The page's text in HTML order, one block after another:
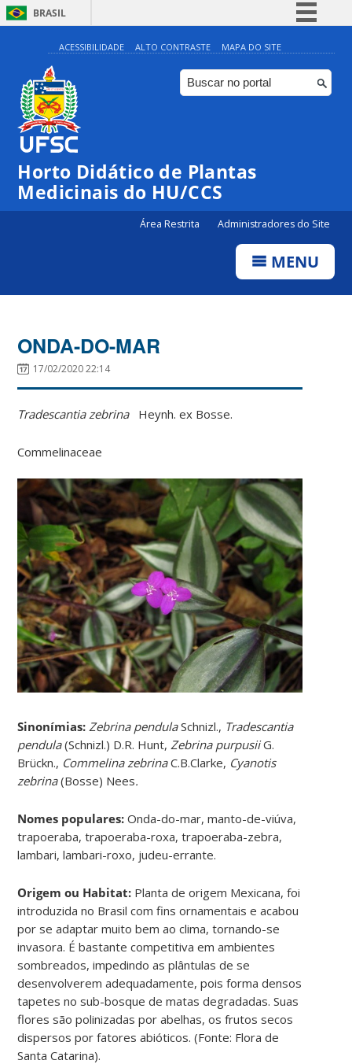
BRASIL
Simplifique!
Comunica BR
Participe
Canais
ACESSIBILIDADE ALTO CONTRASTE MAPA DO SITE
Horto Didático de Plantas
Medicinais do HU/CCS
Área Restrita Administradores do Site
MENU
ONDA-DO-MAR
17/02/2020 22:14
Tradescantia zebrinaHeynh. ex Bosse.
Commelinaceae
Sinonímias: Zebrina pendulaSchnizl., Tradescantia
pendula(Schnizl.) D.R. Hunt, Zebrina purpusiiG.
Brückn., Commelina zebrinaC.B.Clarke, Cyanotis
zebrina(Bosse) Nees.
Nomes populares:Onda-do-mar, manto-de-viúva,
trapoeraba, trapoeraba-roxa, trapoeraba-zebra,
lambari, lambari-roxo, judeu-errante.
Origem ou Habitat: Planta de origem Mexicana, foi
introduzida no Brasil com fins ornamentais e acabou
por se adaptar muito bem ao clima, tornando-se
invasora. É bastante competitiva em ambientes
sombreados, impedindo as plântulas de se
desenvolverem adequadamente, pois forma densos
tapetes no sub-bosque de matas degradadas. Suas
flores são polinizadas por abelhas, os frutos secos
dispersos por fatores abióticos. (Fonte: Flora de
Santa Catarina).